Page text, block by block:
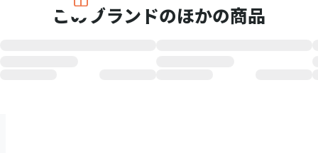
このブランドのほかの商品